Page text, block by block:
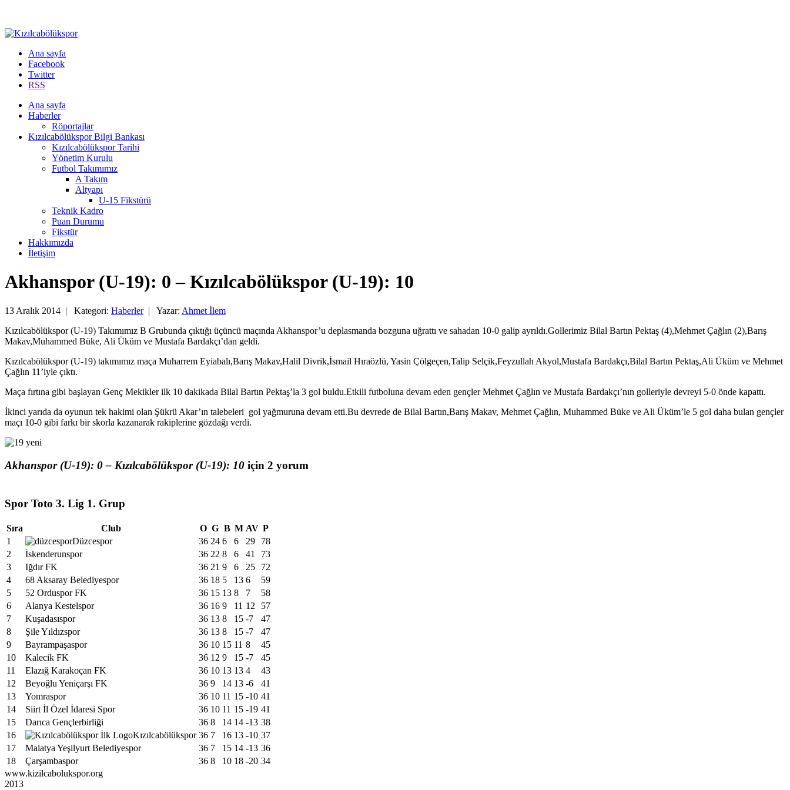
Ana sayfa
Facebook
Twitter
RSS
Ana sayfa
Haberler
Röportajlar
Kızılcabölükspor Bilgi Bankası
Kızılcabölükspor Tarihi
Yönetim Kurulu
Futbol Takımımız
A Takım
Altyapı
U-15 Fikstürü
Teknik Kadro
Puan Durumu
Fikstür
Hakkımızda
İletişim
Akhanspor (U-19): 0 – Kızılcabölükspor (U-19): 10
13 Aralık 2014 | Kategori: Haberler| Yazar: Ahmet İlem
Kızılcabölükspor (U-19) Takımımız B Grubunda çıktığı üçüncü maçında Akhanspor’u deplasmanda bozguna uğrattı ve sahadan 10-0 galip ayrıldı.Gollerimiz Bilal Bartın Pektaş (4),Mehmet Çağlın (2),Barış
Makav,Muhammed Büke, Ali Üküm ve Mustafa Bardakçı’dan geldi.
Kızılcabölükspor (U-19) takımımız maça Muharrem Eyiabalı,Barış Makav,Halil Divrik,İsmail Hıraözlü, Yasin Çölgeçen,Talip Selçik,Feyzullah Akyol,Mustafa Bardakçı,Bilal Bartın Pektaş,Ali Üküm ve Mehmet
Çağlın 11’iyle çıktı.
Maça fırtına gibi başlayan Genç Mekikler ilk 10 dakikada Bilal Bartın Pektaş’la 3 gol buldu.Etkili futboluna devam eden gençler Mehmet Çağlın ve Mustafa Bardakçı’nın golleriyle devreyi 5-0 önde kapattı.
İkinci yarıda da oyunun tek hakimi olan Şükrü Akar’ın talebeleri gol yağmuruna devam etti.Bu devrede de Bilal Bartın,Barış Makav, Mehmet Çağlın, Muhammed Büke ve Ali Üküm’le 5 gol daha bulan gençler
maçı 10-0 gibi farkı bir skorla kazanarak rakiplerine gözdağı verdi.
Akhanspor (U-19): 0 – Kızılcabölükspor (U-19): 10 için 2 yorum
Spor Toto 3. Lig 1. Grup
Sıra Club O G B M AV P
1
Düzcespor 36 24 6 6 29
78
2
İskenderunspor 36 22 8 6 41
73
3
Iğdır FK 36 21 9 6 25
72
4
68 Aksaray Belediyespor 36 18 5 13 6
59
5
52 Orduspor FK 36 15 13 8 7
58
6
Alanya Kestelspor 36 16 9 11 12
57
7
Kuşadasıspor 36 13 8 15 -7
47
8
Şile Yıldızspor 36 13 8 15 -7
47
9
Bayrampaşaspor 36 10 15 11 8
45
10
Kalecik FK 36 12 9 15 -7
45
11
Elazığ Karakoçan FK 36 10 13 13 4
43
12
Beyoğlu Yeniçarşı FK 36 9 14 13 -6
41
13
Yomraspor 36 10 11 15 -10 41
14
Siirt İl Özel İdaresi Spor 36 10 11 15 -19 41
15
Darıca Gençlerbirliği 36 8 14 14 -13 38
16
Kızılcabölükspor 36 7 16 13 -10 37
17
Malatya Yeşilyurt Belediyespor 36 7 15 14 -13 36
18
Çarşambaspor 36 8 10 18 -20 34
www.kizilcabolukspor.org
2013